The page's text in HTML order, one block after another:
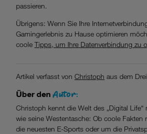
passieren.
Übrigens: Wenn Sie Ihre
Gamingerlebnis zu Hause optimieren
coole Tipps, um Ihre Datenverbindung zu
Artikel verfasst von Christoph aus dem Drei
Über den Autor:
Christoph kennt die Welt des „Digital
wie seine Westentasche: Ob coole Fakten
die neuesten E-Sports oder um die